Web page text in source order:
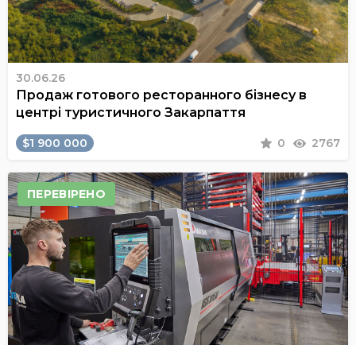
30.06.26
Продаж готового ресторанного бізнесу в
центрі туристичного Закарпаття
$1 900 000 0 2767
ПЕРЕВІРЕНО